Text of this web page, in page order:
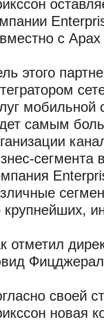
с
этого
мобильной
самым
сегмента
крупнейших,
отметил
своей
новая